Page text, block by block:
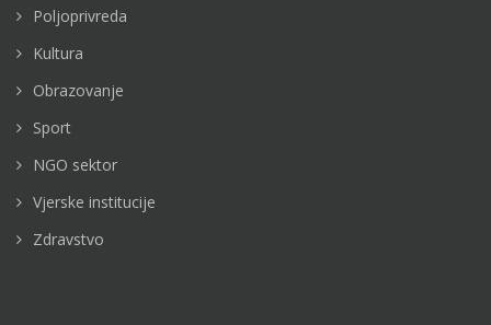
Poljoprivreda
Kultura
Obrazovanje
Sport
NGO sektor
Vjerske institucije
Zdravstvo